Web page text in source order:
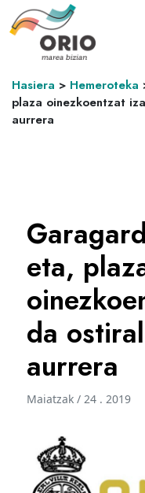
Hasiera > Hemeroteka
plaza oinezkoentzat
aurrera
eta,
da
aurrera
Maiatzak / 24 . 2019